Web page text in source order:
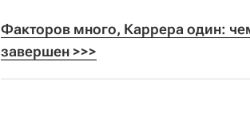
Факторов много, Каррера один:
завершен >>>